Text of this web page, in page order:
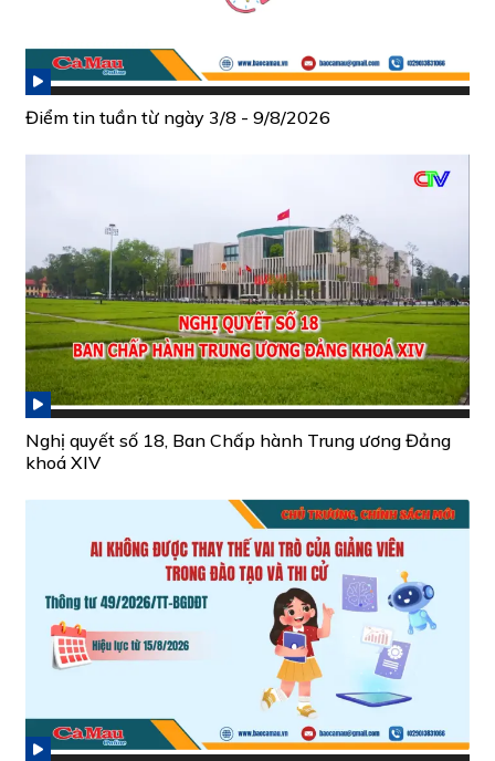
Điểm tin tuần từ ngày 3/8 - 9/8/2026
Nghị quyết số 18, Ban Chấp hành Trung ương Đảng
khoá XIV